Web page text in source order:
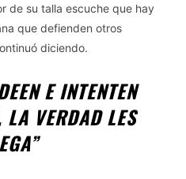
de su talla escuche que hay
que defienden otros
diciendo.
E INTENTEN
VERDAD LES